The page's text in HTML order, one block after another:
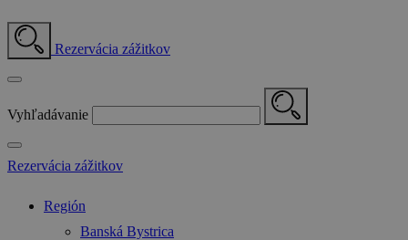
Rezervácia zážitkov
Vyhľadávanie
Rezervácia zážitkov
Región
Banská Bystrica